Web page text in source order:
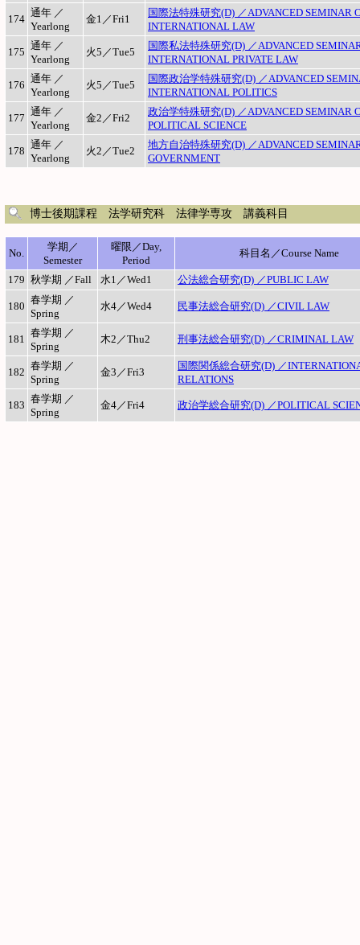
174
通年 ／
Yearlong
金1／Fri1
国際法特殊研究(D) ／ADVANCED SEMINAR
INTERNATIONAL LAW
175
通年 ／
Yearlong
火5／Tue5
国際私法特殊研究(D) ／ADVANCED
INTERNATIONAL PRIVATE LAW
176
通年 ／
Yearlong
火5／Tue5
国際政治学特殊研究(D) ／ADVANCED
INTERNATIONAL POLITICS
177
通年 ／
Yearlong
金2／Fri2
政治学特殊研究(D) ／ADVANCED SEMINAR
POLITICAL SCIENCE
178
通年 ／
Yearlong
火2／Tue2
地方自治特殊研究(D) ／ADVANCED
GOVERNMENT
博士後期課程 法学研究科 法律学専攻 講義科目
No.
学期／
Semester
曜限／Day,
Period
科目名／Course Name
179 秋学期 ／Fall 水1／Wed1 公法総合研究(D) ／PUBLIC LAW
180
春学期 ／
Spring
水4／Wed4 民事法総合研究(D) ／CIVIL LAW
181
春学期 ／
Spring
木2／Thu2 刑事法総合研究(D) ／CRIMINAL LAW
182
春学期 ／
Spring
金3／Fri3
国際関係総合研究(D) ／
RELATIONS
183
春学期 ／
Spring
金4／Fri4 政治学総合研究(D) ／POLITICAL